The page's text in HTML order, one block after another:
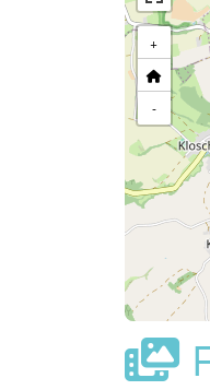
+
-